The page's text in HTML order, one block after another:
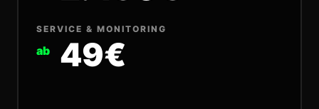
SERVICE & MONITORING
ab 49€